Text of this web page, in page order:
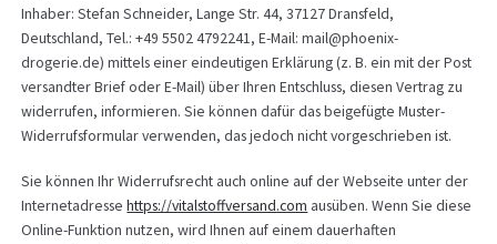
Inhaber: Stefan Schneider, Lange Str. 44, 37127 Dransfeld,
Deutschland, Tel.: +49 5502 4792241, E-Mail: mail@phoenix-
drogerie.de) mittels einer eindeutigen Erklärung (z. B. ein mit der Post
versandter Brief oder E-Mail) über Ihren Entschluss, diesen Vertrag zu
widerrufen, informieren. Sie können dafür das beigefügte Muster-
Widerrufsformular verwenden, das jedoch nicht vorgeschrieben ist.
Sie können Ihr Widerrufsrecht auch online auf der Webseite unter der
Internetadressehttps://vitalstoffversand.com ausüben. Wenn Sie diese
Online-Funktion nutzen, wird Ihnen auf einem dauerhaften